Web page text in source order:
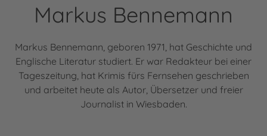
Markus Bennemann
Markus Bennemann, geboren 1971, hat Geschichte und
Englische Literatur studiert. Er war Redakteur bei einer
Tageszeitung, hat Krimis fürs Fernsehen geschrieben
und arbeitet heute als Autor, Übersetzer und freier
Journalist in Wiesbaden.